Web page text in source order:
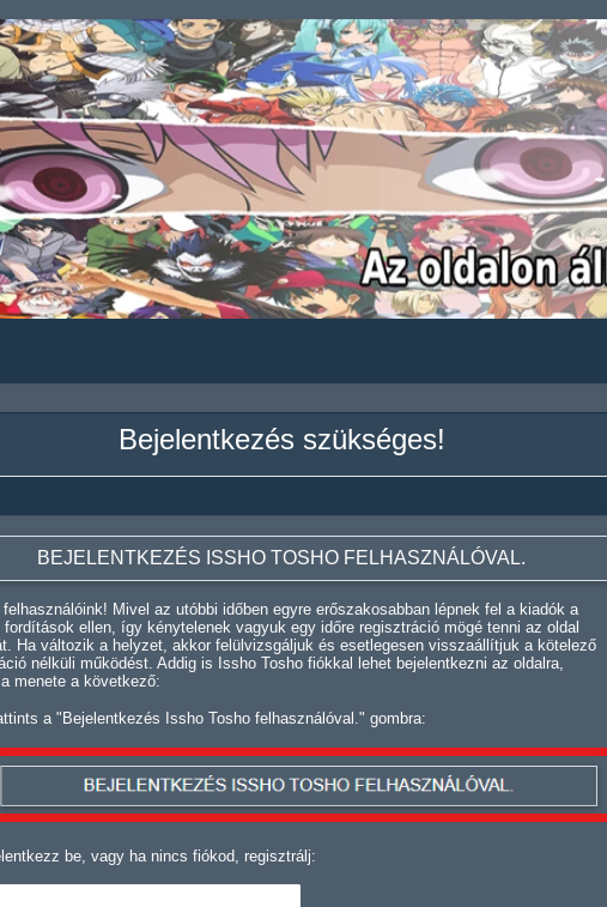
Bejelentkezés szükséges!
BEJELENTKEZÉS ISSHO TOSHO FELHASZNÁLÓVAL.
felhasználóink! Mivel az utóbbi időben egyre erőszakosabban lépnek fel a kiadók a
fordítások ellen, így kénytelenek vagyuk egy időre regisztráció mögé tenni az oldal
Ha változik a helyzet, akkor felülvizsgáljuk és esetlegesen visszaállítjuk a kötelező
nélküli működést. Addig is Issho Tosho fiókkal lehet bejelentkezni az oldalra,
menete a következő:
a "Bejelentkezés Issho Tosho felhasználóval." gombra:
be, vagy ha nincs fiókod, regisztrálj: